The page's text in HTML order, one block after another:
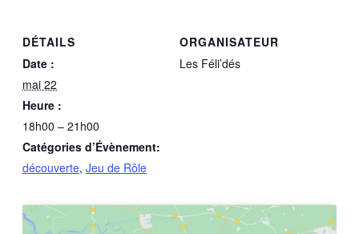
DÉTAILS
Date :
mai 22
Heure :
18h00 – 21h00
Catégories d’Évènement:
découverte, Jeu de Rôle
ORGANISATEUR
Les Féli’dés